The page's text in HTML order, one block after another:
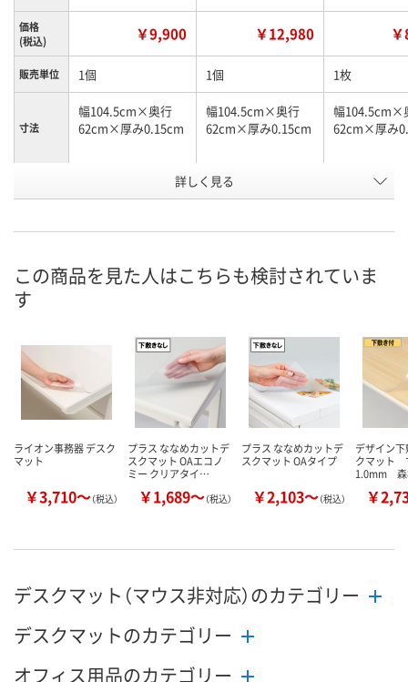
価格
(税込)
￥9,900 ￥12,980
販売単位 1個 1個 1枚
寸法
幅104.5cm×奥行
62cm×厚み0.15cm
幅104.5cm×奥行
62cm×厚み0.15cm
幅104.5cm×
62cm×厚み
プ
グリーンマット/再
生塩ビ（光沢）
グリーンマット付/
再生オレフィン
グリーンマ
再生塩ビ
お申込番
在庫 直送品 直送品 あり
数量
カゴへ カ
詳しく見る
この商品を見た人はこちらも検討されていま
す
ライオン事務器 デスク
マット
￥3,710～（税込）
プラス ななめカットデ
スクマット OAエコノ
ミー クリアタイ…
￥1,689～（税込）
プラス ななめカットデ
スクマット OAタイプ
￥2,103～（税込）
デザイン
クマット
1.0mm 森
￥
デスクマット（マウス非対応）のカテゴリー
デスクマットのカテゴリー
オフィス用品のカテゴリー